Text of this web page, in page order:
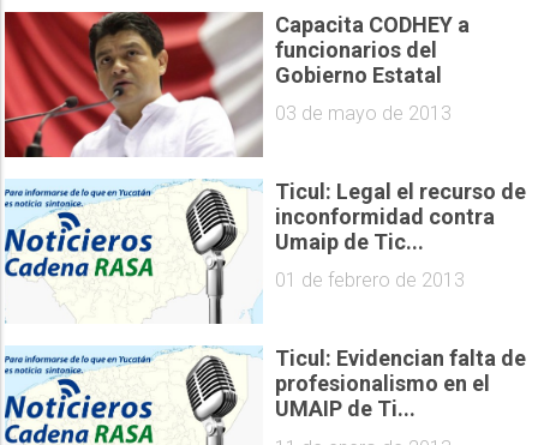
Capacita CODHEY a
funcionarios del
Gobierno Estatal
03 de mayo de 2013
Ticul: Legal el recurso de
inconformidad contra
Umaip de Tic...
01 de febrero de 2013
Ticul: Evidencian falta de
profesionalismo en el
UMAIP de Ti...